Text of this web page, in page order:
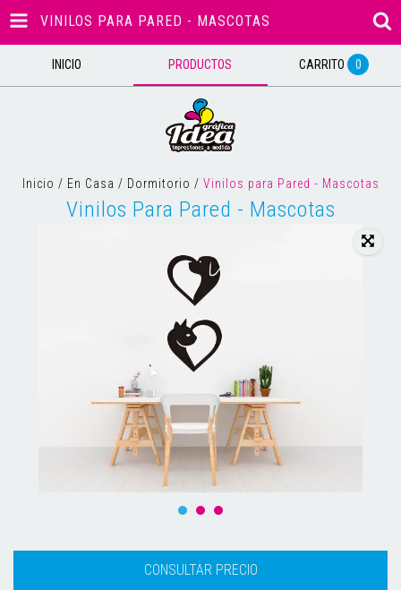
VINILOS PARA PARED - MASCOTAS
INICIO PRODUCTOS CARRITO 0
Inicio / En Casa / Dormitorio / Vinilos para Pared - Mascotas
Vinilos Para Pared - Mascotas